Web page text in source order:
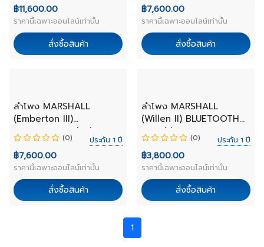
฿11,600.00
ราคานี้เฉพาะออนไลน์เท่านั้น
สั่งซื้อสินค้า
฿7,600.00
ราคานี้เฉพาะออนไลน์เท่านั้น
สั่งซื้อสินค้า
ลำโพง MARSHALL
(Emberton III)
BLUETOOTH BlackBrass
(0) ประกัน 1 ปี
฿7,600.00
ราคานี้เฉพาะออนไลน์เท่านั้น
สั่งซื้อสินค้า
ลำโพง MARSHALL
(Willen II) BLUETOOTH
Portable Cream
(0) ประกัน 1 ปี
฿3,800.00
ราคานี้เฉพาะออนไลน์เท่านั้น
สั่งซื้อสินค้า
1